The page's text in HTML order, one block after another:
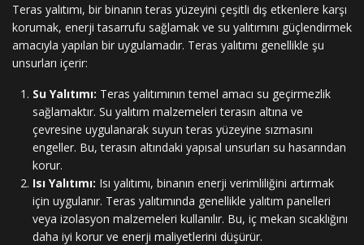
Teras yalıtımı, bir binanın teras yüzeyini çeşitli dış etkenlere karşı
korumak, enerji tasarrufu sağlamak ve su yalıtımını güçlendirmek
amacıyla yapılan bir uygulamadır. Teras yalıtımı genellikle şu
unsurları içerir:
Su Yalıtımı: Teras yalıtımının temel amacı su geçirmezlik
sağlamaktır. Su yalıtım malzemeleri terasın altına ve
çevresine uygulanarak suyun teras yüzeyine sızmasını
engeller. Bu, terasın altındaki yapısal unsurları su hasarından
korur.
Isı Yalıtımı: Isı yalıtımı, binanın enerji verimliliğini artırmak
için uygulanır. Teras yalıtımında genellikle yalıtım panelleri
veya izolasyon malzemeleri kullanılır. Bu, iç mekan sıcaklığını
daha iyi korur ve enerji maliyetlerini düşürür.